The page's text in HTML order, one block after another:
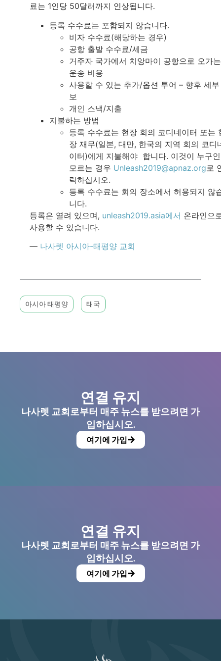
료는 1인당 50달러까지 인상됩니다.
등록 수수료는 포함되지 않습니다.
비자 수수료(해당하는 경우)
공항 출발 수수료/세금
거주자 국가에서 치앙마이 공항으로 오가는
운송 비용
사용할 수 있는 추가/옵션 투어 – 향후 세
보
개인 스낵/지출
지불하는 방법
등록 수수료는 현장 회의 코디네이터 또는
장 재무(일본, 대만, 한국의 지역 회의 코디
이터)에게 지불해야 합니다. 이것이 누구
모르는 경우 Unleash2019@apnaz.org 로
락하십시오.
등록 수수료는 회의 장소에서 허용되지 않
니다.
등록은 열려 있으며, unleash2019.asia에서 온라인으
사용할 수 있습니다.
— 나사렛 아시아-태평양 교회
아시아 태평양 태국
연결 유지
나사렛 교회로부터 매주 뉴스를 받으려면 가
입하십시오.
여기에 가입
연결 유지
나사렛 교회로부터 매주 뉴스를 받으려면 가
입하십시오.
여기에 가입